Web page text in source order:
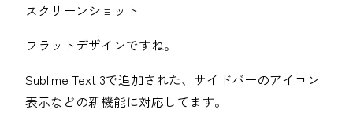
スクリーンショット
フラットデザインですね。
Sublime Text 3で追加された、サイドバーのアイコン
表示などの新機能に対応してます。